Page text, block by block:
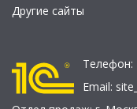
Другие сайты
Телефон:
Email: